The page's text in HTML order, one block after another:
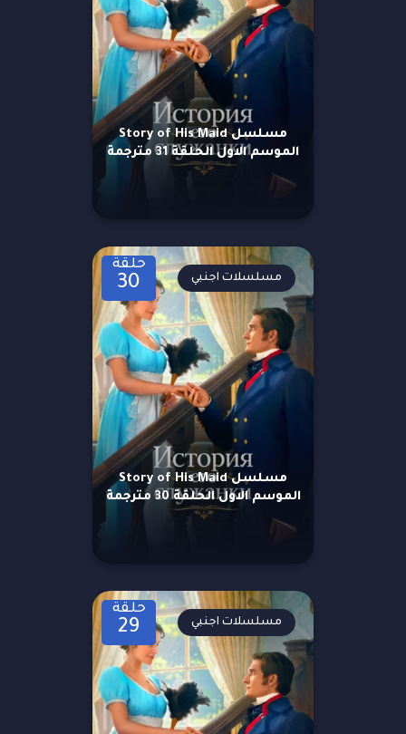
مسلسل Story of His Maid
الموسم الاول الحلقة 31 مترجمة
حلقة
30
مسلسل Story of His Maid
الموسم الاول الحلقة 30 مترجمة
مسلسلات اجنبي
حلقة
29 مسلسلات اجنبي